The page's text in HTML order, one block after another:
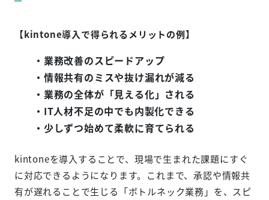
【kintone導入で得られるメリットの例】
・業務改善のスピードアップ
・情報共有のミスや抜け漏れが減る
・業務の全体が「見える化」される
・IT人材不足の中でも内製化できる
・少しずつ始めて柔軟に育てられる
kintoneを導入することで、現場で生まれた課題にすぐ
に対応できるようになります。これまで、承認や情報共
有が遅れることで生じる「ボトルネック業務」を、スピ